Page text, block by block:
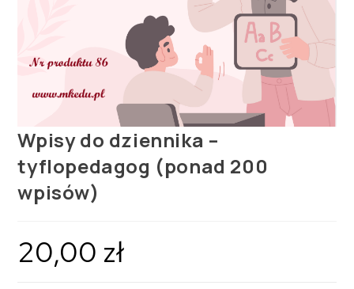
Wpisy do dziennika –
tyflopedagog (ponad 200
wpisów)
20,00 zł